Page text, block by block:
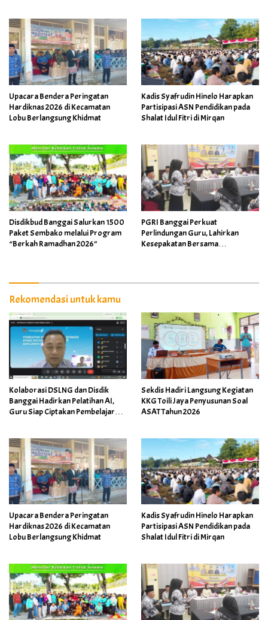
Upacara Bendera Peringatan
Hardiknas 2026 di Kecamatan
Lobu Berlangsung Khidmat
Kadis Syafrudin Hinelo Harapkan
Partisipasi ASN Pendidikan pada
Shalat Idul Fitri di Mirqan
Disdikbud Banggai Salurkan 1500
Paket Sembako melalui Program
“Berkah Ramadhan 2026”
PGRI Banggai Perkuat
Perlindungan Guru, Lahirkan
Kesepakatan Bersama
Rekomendasi untuk kamu
Kolaborasi DSLNG dan Disdik
Banggai Hadirkan Pelatihan AI,
Guru Siap Ciptakan Pembelajaran
Sekdis Hadiri Langsung Kegiatan
KKG Toili Jaya Penyusunan Soal
ASAT Tahun 2026
Upacara Bendera Peringatan
Hardiknas 2026 di Kecamatan
Lobu Berlangsung Khidmat
Kadis Syafrudin Hinelo Harapkan
Partisipasi ASN Pendidikan pada
Shalat Idul Fitri di Mirqan